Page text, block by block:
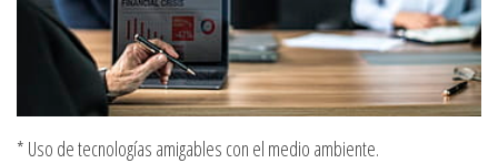
* Uso de tecnologías amigables con el medio ambiente.